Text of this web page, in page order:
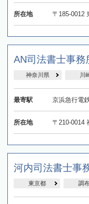
所在地 〒185-0012
AN司法書士事務
神奈川県 川
最寄駅 京浜急行電
所在地 〒210-0014
河内司法書士事
東京都 調